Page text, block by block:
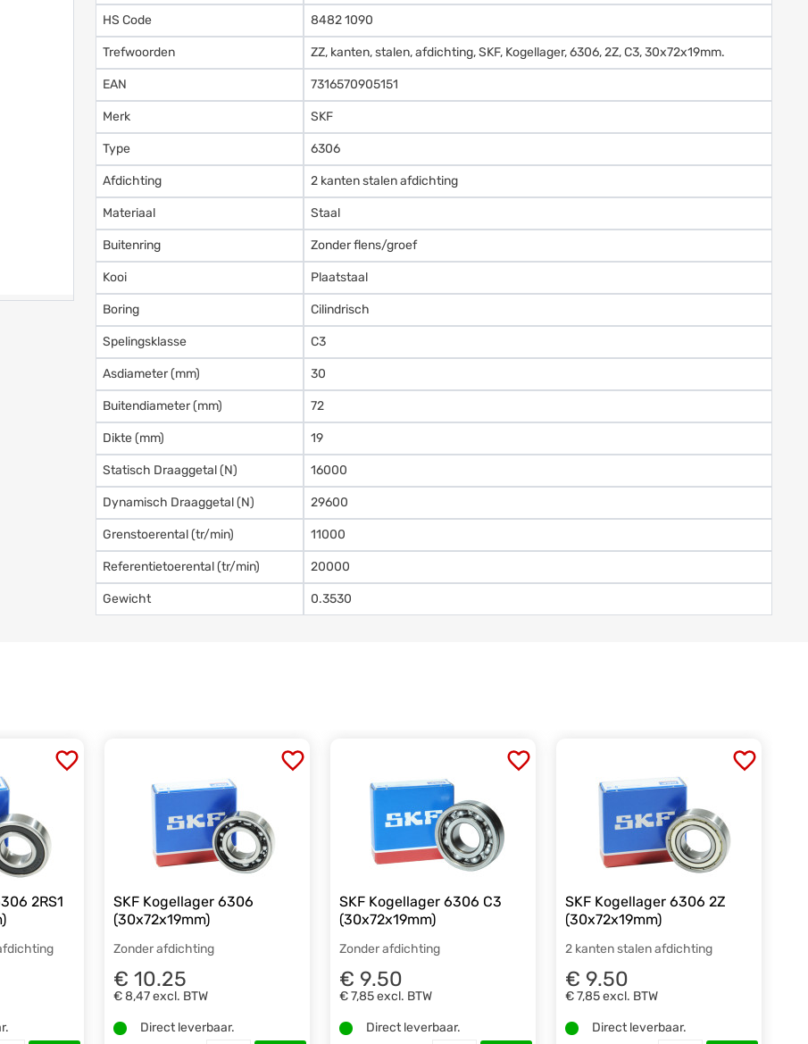
HS Code 8482 1090
Trefwoorden ZZ, kanten, stalen, afdichting, SKF, Kogellager, 6306, 2Z, C3, 30x72x19mm.
EAN 7316570905151
Merk SKF
Type 6306
Afdichting 2 kanten stalen afdichting
Materiaal Staal
Buitenring Zonder flens/groef
Kooi Plaatstaal
Boring Cilindrisch
Spelingsklasse C3
Asdiameter (mm) 30
Buitendiameter (mm) 72
Dikte (mm) 19
Statisch Draaggetal (N) 16000
Dynamisch Draaggetal (N) 29600
Grenstoerental (tr/min) 11000
Referentietoerental (tr/min) 20000
Gewicht 0.3530
2RS1
SKF Kogellager 6306
(30x72x19mm)
Zonder afdichting
€ 10.25
€ 8,47excl. BTW
Direct leverbaar.
SKF Kogellager 6306 C3
(30x72x19mm)
Zonder afdichting
€ 9.50
€ 7,85excl. BTW
Direct leverbaar.
SKF Kogellager 6306 2Z
(30x72x19mm)
2 kanten stalen afdichting
€ 9.50
€ 7,85excl. BTW
Direct leverbaar.